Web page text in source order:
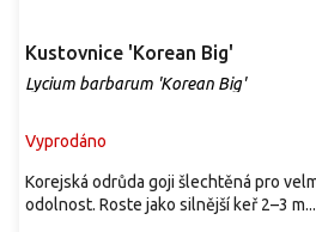
Kustovnice 'Korean Big'
Lycium barbarum 'Korean Big'
Vyprodáno
Korejská odrůda goji šlechtěná pro
odolnost. Roste jako silnější keř 2–3 m...